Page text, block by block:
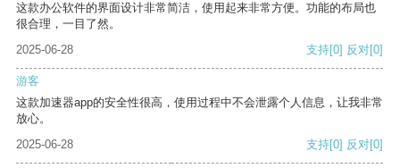
这款办公软件的界面设计非常简洁，使用起来非常方便。功能的布局也
很合理，一目了然。
2025-06-28
支持[0] 反对[0]
游客
这款加速器app的安全性很高，使用过程中不会泄露个人信息，让我非常
放心。
2025-06-28
支持[0] 反对[0]